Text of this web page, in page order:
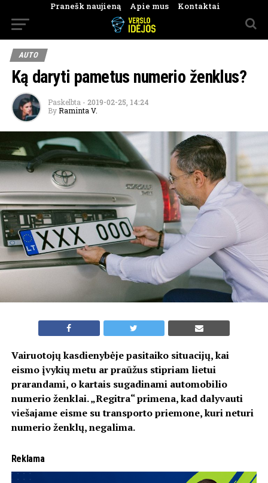
Pranešk naujieną Apie mus Kontaktai
AUTO
Ką daryti pametus numerio ženklus?
Paskelbta - 2019-02-25, 14:24
By Raminta V.
Vairuotojų kasdienybėje pasitaiko situacijų, kai
eismo įvykių metu ar praūžus stipriam lietui
prarandami, o kartais sugadinami automobilio
numerio ženklai. „Regitra“ primena, kad dalyvauti
viešajame eisme su transporto priemone, kuri neturi
numerio ženklų, negalima.
Reklama